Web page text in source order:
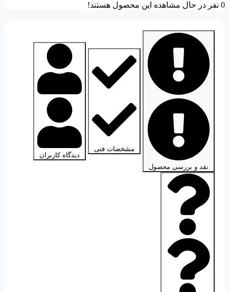
0 نفر در حال مشاهده این محصول هستند!
نقد و بررسی محصول
مشخصات فنی
دیدگاه کاربران